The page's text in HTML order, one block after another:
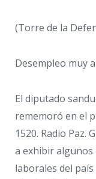
(Torre de la
Desempleo muy
El diputado
rememoró en el
1520. Radio Paz.
a exhibir algunos
laborales del